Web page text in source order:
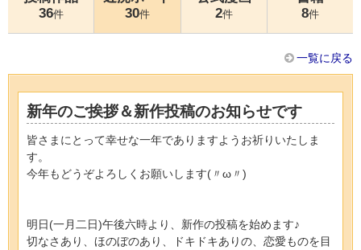
36件
30件
2件
8件
一覧に戻る
新年のご挨拶＆新作投稿のお知らせです
皆さまにとって幸せな一年でありますようお祈りいたしま
す。
今年もどうぞよろしくお願いします(〃ω〃)
明日(一月二日)午後六時より、新作の投稿を始めます♪
切なさあり、ほのぼのあり、ドキドキありの、恋愛ものを目